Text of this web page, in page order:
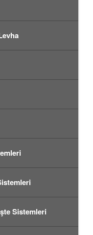
Sistemleri